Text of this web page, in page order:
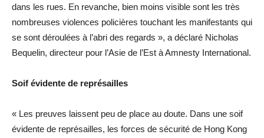
dans les rues. En revanche, bien moins visible sont les très
nombreuses violences policières touchant les manifestants qui
se sont déroulées à l’abri des regards », a déclaré Nicholas
Bequelin, directeur pour l’Asie de l’Est à Amnesty International.
Soif évidente de représailles
« Les preuves laissent peu de place au doute. Dans une soif
évidente de représailles, les forces de sécurité de Hong Kong